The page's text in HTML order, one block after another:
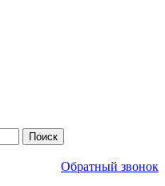
Обратный звонок